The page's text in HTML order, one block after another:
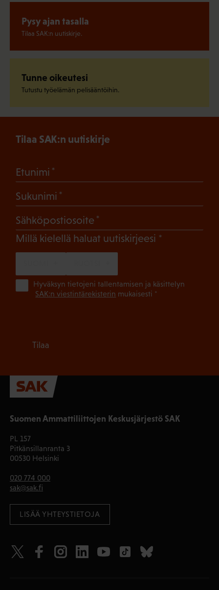
Pysy ajan tasalla
Tilaa SAK:n uutiskirje.
Tunne oikeutesi
Tutustu työelämän pelisääntöihin.
Suomen Ammattiliittojen Keskusjärjestö SAK
PL 157
Pitkänsillanranta 3
00530 Helsinki
020 774 000
sak@sak.fi
LISÄÄ YHTEYSTIETOJA
Tilaa SAK:n uutiskirje
Etunimi
Sukunimi
Sähköpostiosoite
Millä kielellä haluat uutiskirjeesi (Pakollinen)
Hyväksyn tietojeni tallentamisen ja käsittelyn
SAK:n viestintärekisterin mukaisesti *
Tilaa